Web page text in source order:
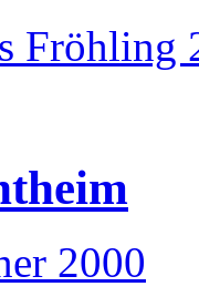
Fröhling
2000